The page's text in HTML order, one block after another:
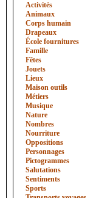
Activités
Animaux
Corps humain
Drapeaux
École fournitures
Famille
Fêtes
Jouets
Lieux
Maison outils
Métiers
Musique
Nature
Nombres
Nourriture
Oppositions
Personnages
Pictogrammes
Salutations
Sentiments
Sports